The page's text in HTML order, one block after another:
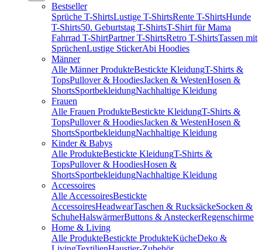
Bestseller
Sprüche T-ShirtsLustige T-ShirtsRente T-ShirtsHunde
T-Shirts50. Geburtstag T-ShirtsT-Shirt für Mama
Fahrrad T-ShirtPartner T-ShirtsRetro T-ShirtsTassen mit
SprüchenLustige StickerAbi Hoodies
Männer
Alle Männer ProdukteBestickte KleidungT-Shirts &
TopsPullover & HoodiesJacken & WestenHosen &
ShortsSportbekleidungNachhaltige Kleidung
Frauen
Alle Frauen ProdukteBestickte KleidungT-Shirts &
TopsPullover & HoodiesJacken & WestenHosen &
ShortsSportbekleidungNachhaltige Kleidung
Kinder & Babys
Alle ProdukteBestickte KleidungT-Shirts &
TopsPullover & HoodiesHosen &
ShortsSportbekleidungNachhaltige Kleidung
Accessoires
Alle AccessoiresBestickte
AccessoiresHeadwearTaschen & RucksäckeSocken &
SchuheHalswärmerButtons & AnsteckerRegenschirme
Home & Living
Alle ProdukteBestickte ProdukteKücheDeko &